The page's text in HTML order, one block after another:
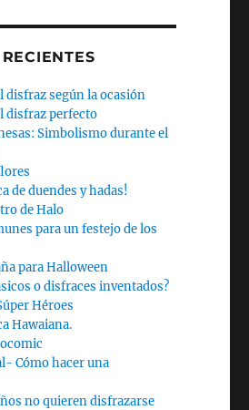
disfraz según la ocasión
disfraz perfecto
Simbolismo durante el
de duendes y hadas!
de Halo
para un festejo de los
para Halloween
o disfraces inventados?
Héroes
Hawaiana.
Cómo hacer una
no quieren disfrazarse